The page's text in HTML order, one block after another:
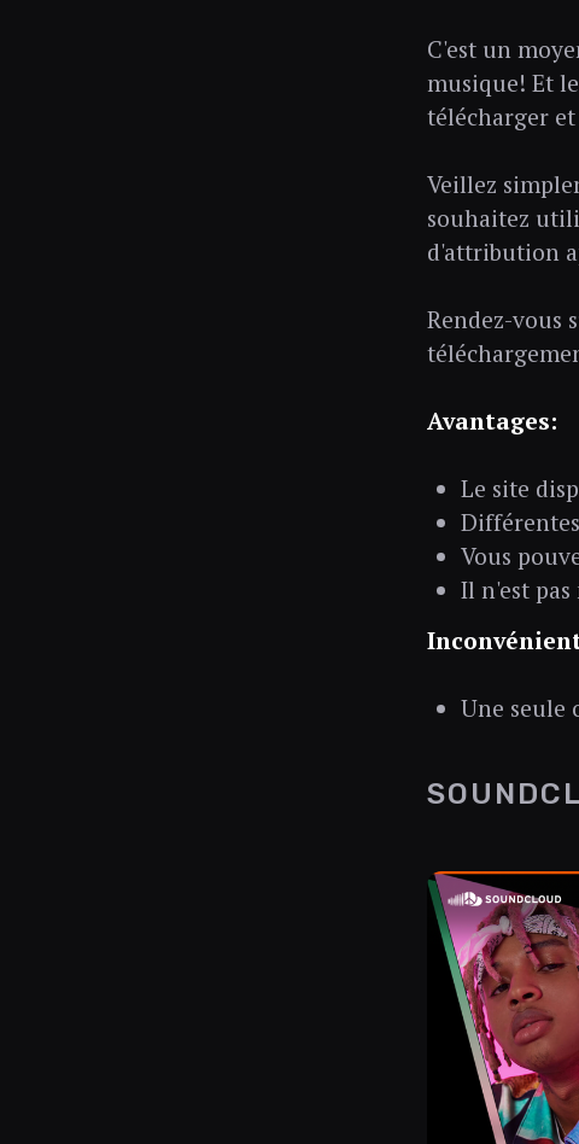
C'est un
musique! Et
télécharger
Veillez
souhaitez
d'attribution
Rendez-vous
Avantages:
Le site
Vous
Il n'est
Une seule